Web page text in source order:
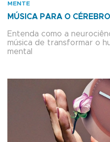
MENTE
MÚSICA PARA O CÉREBRO
Entenda como a
música de transformar o
mental